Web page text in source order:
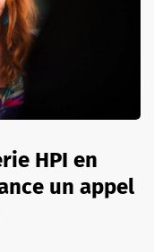
HPI en
un appel